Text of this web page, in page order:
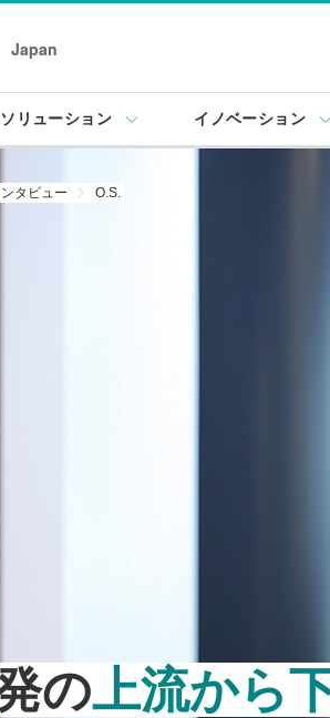
Japan
リューション イノベーション
タビュー O.S.
の上流から